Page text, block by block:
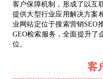
客户保障机制，形成了以互
提供大型行业应用解决方案
业网站定位于搜索营销SEO
GEO检索服务，全面提升了
位。
客